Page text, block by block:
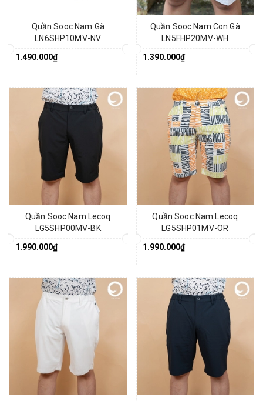
Quần Sooc Nam Gà
LN6SHP10MV-NV
1.490.000₫
Quần Sooc Nam Con Gà
LN5FHP20MV-WH
1.390.000₫
Quần Sooc Nam Lecoq
LG5SHP00MV-BK
1.990.000₫
Quần Sooc Nam Lecoq
LG5SHP01MV-OR
1.990.000₫